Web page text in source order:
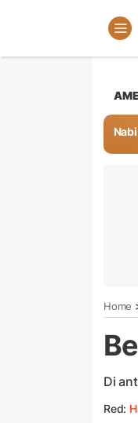
Home
Di
Red: